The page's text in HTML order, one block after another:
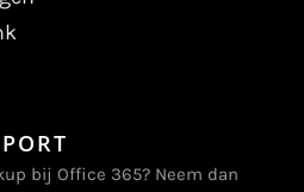
bij Office 365? Neem dan